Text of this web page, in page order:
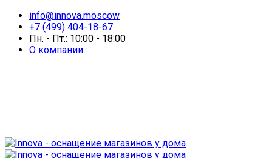
info@innova.moscow
+7 (499) 404-18-67
Пн. - Пт.: 10:00 - 18:00
О компании